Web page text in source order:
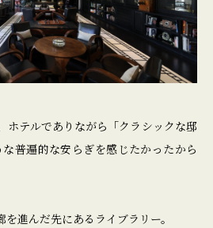
ホテルでありながら「クラシックな邸
普遍的な安らぎを感じたかったから
進んだ先にあるライブラリー。